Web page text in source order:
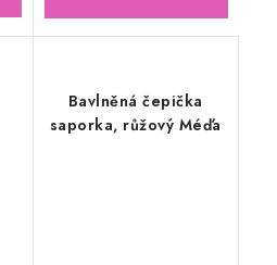
Bavlněná čepička
saporka, růžový Méďa